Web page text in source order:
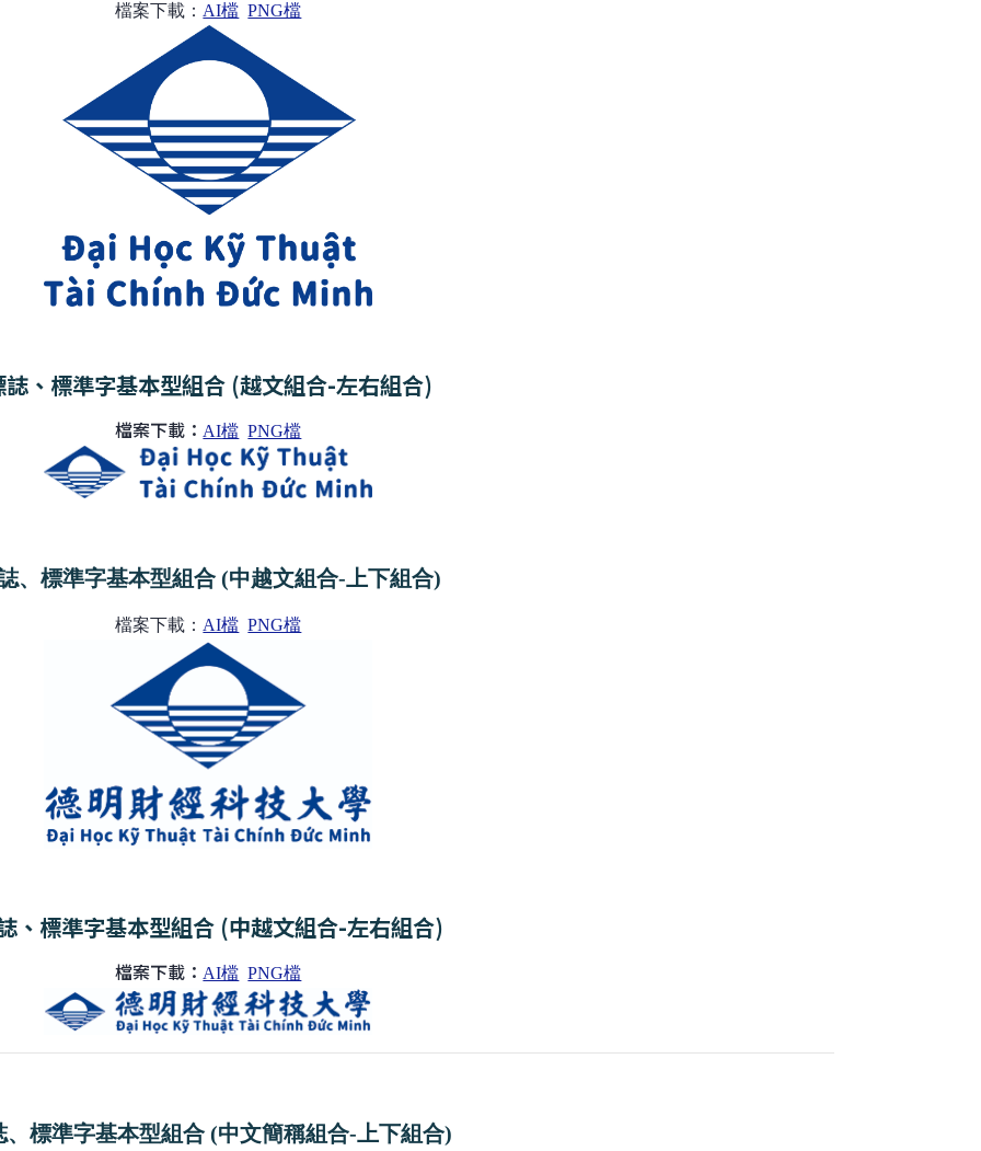
檔案下載： AI檔 PNG檔
誌、標準字基本型組合 (越文組合-左右組合)
檔案下載：AI檔 PNG檔
、標準字基本型組合 (中越文組合-上下組合)
檔案下載： AI檔 PNG檔
、標準字基本型組合 (中越文組合-左右組合)
檔案下載：AI檔 PNG檔
、標準字基本型組合 (中文簡稱組合-上下組合)